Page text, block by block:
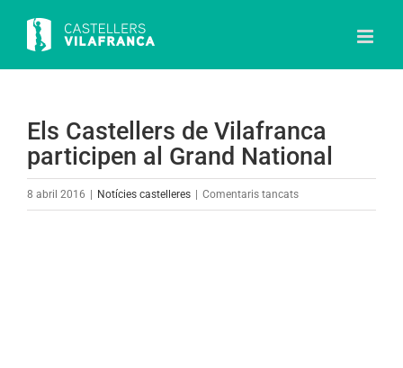
content
Els Castellers de Vilafranca
participen al Grand National
8 abril 2016 Notícies castelleres Comentaris tancatsa